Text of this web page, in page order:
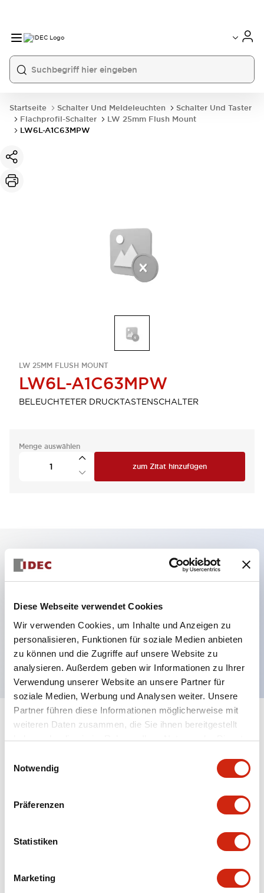
Diese Webseite verwendet Cookies
Wir verwenden Cookies, um Inhalte und Anzeigen zu
personalisieren, Funktionen für soziale Medien anbieten
zu können und die Zugriffe auf unsere Website zu
analysieren. Außerdem geben wir Informationen zu Ihrer
Verwendung unserer Website an unsere Partner für
soziale Medien, Werbung und Analysen weiter. Unsere
Partner führen diese Informationen möglicherweise mit
weiteren Daten zusammen, die Sie ihnen bereitgestellt
haben oder die sie im Rahmen Ihrer Nutzung der Dienste
Notwendig
Präferenzen
Statistiken
Marketing
Startseite Schalter Und Meldeleuchten
Schalter Und Taster
Flachprofil-Schalter
LW 25mm Flush Mount
LW6L-A1C63MPW
LW 25MM FLUSH MOUNT
LW6L-A1C63MPW
BELEUCHTETER DRUCKTASTENSCHALTER
Menge auswählen
zum Zitat hinzufügen
Hauptmerkmale
Mehrfachbefestigung möglich
eine hochsichere Stiftzuhaltungsstruktur
Schutzart IP65 (IEC60529)
Spezifikationen Alle erweitern
portion)